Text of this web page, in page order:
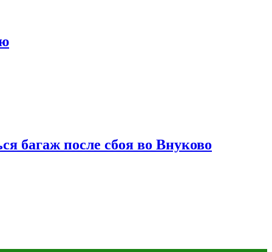
багаж после сбоя во Внуково